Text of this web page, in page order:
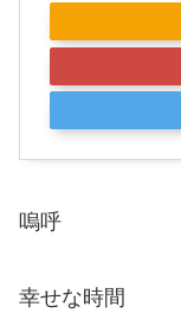
嗚呼
幸せな時間